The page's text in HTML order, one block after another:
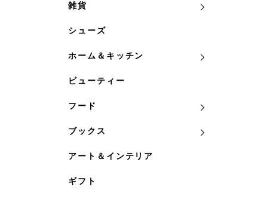
雑貨
シューズ
ホーム＆キッチン
ビューティー
フード
ブックス
アート＆インテリア
ギフト